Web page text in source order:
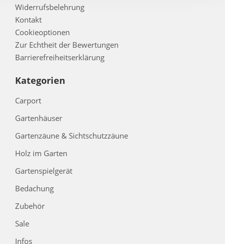
Widerrufsbelehrung
Kontakt
Cookieoptionen
Zur Echtheit der Bewertungen
Barrierefreiheitserklärung
Kategorien
Carport
Gartenhäuser
Gartenzäune & Sichtschutzzäune
Holz im Garten
Gartenspielgerät
Bedachung
Zubehör
Sale
Infos